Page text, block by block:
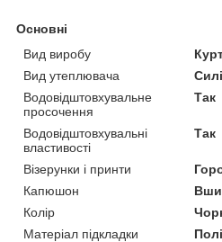
Основні
Вид виробу
Вид утеплювача
Водовідштовхувальне
просочення
Так
Водовідштовхувальні
властивості
Так
Візерунки і принти
Капюшон
Колір
Матеріал підкладки